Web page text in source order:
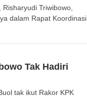
Triwibowo,
dalam Rapat Koordinasi
Tak Hadiri
tak ikut Rakor KPK